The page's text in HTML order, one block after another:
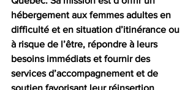
hébergement aux femmes adultes en
difficulté et en situation d’itinérance ou
à risque de l’être, répondre à leurs
besoins immédiats et fournir des
services d’accompagnement et de
soutien favorisant leur réinsertion